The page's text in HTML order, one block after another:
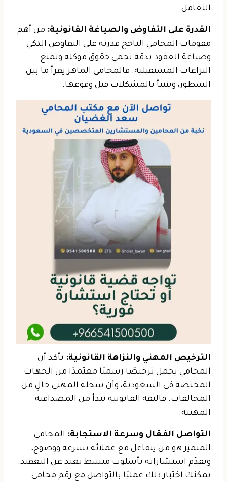
التعامل.
القدرة على التفاوض والصياغة القانونية: من أهم
مقومات المحامي الناجح قدرته على التفاوض الذكي
وصياغة العقود بدقة تحمي حقوق موكله وتمنع
النزاعات المستقبلية. فالمحامي الماهر يقرأ ما بين
السطور، ويتنبأ بالمشكلات قبل وقوعها.
الترخيص المهني والنزاهة القانونية: تأكد أن
المحامي يحمل ترخيصًا رسميًا معتمدًا من الجهات
المختصة في السعودية، وأن سجله المهني خالٍ من
المخالفات. فالثقة القانونية تبدأ من المصداقية
المهنية.
التواصل الفعّال وسرعة الاستجابة: المحامي
المتميز هو من يتفاعل مع عملائه بسرعة ووضوح،
ويقدّم استشاراته بأسلوب مبسط بعيد عن التعقيد.
يمكنك اختبار ذلك عمليًا بالتواصل مع رقم محامي